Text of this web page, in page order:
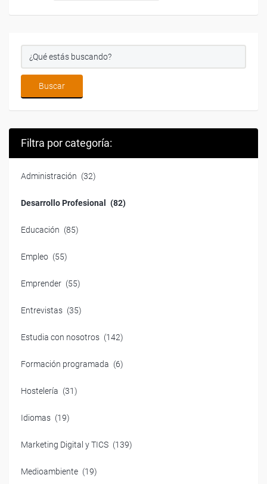
Filtra por categoría:
Administración (32)
Desarrollo Profesional (82)
Educación (85)
Empleo (55)
Emprender (55)
Entrevistas (35)
Estudia con nosotros (142)
Formación programada (6)
Hostelería (31)
Idiomas (19)
Marketing Digital y TICS (139)
Medioambiente (19)